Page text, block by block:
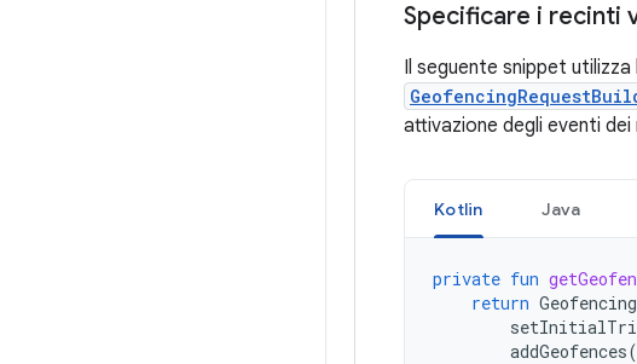
Specificare i recinti
Il seguente snippet utilizza
attivazione degli eventi
Kotlin Java
private fun
return
addGeofences(